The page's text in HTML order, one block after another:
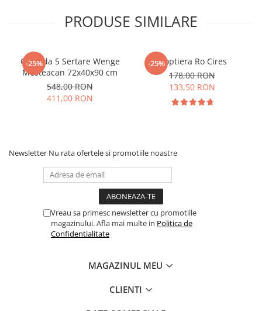
PRODUSE SIMILARE
-25%
Comoda 5 Sertare Wenge
Mesteacan 72x40x90 cm
548,00 RON
411,00 RON
-25%Noptiera Ro Cires
178,00 RON
133,50 RON
Newsletter Nu rata ofertele si promotiile noastre
Vreau sa primesc newsletter cu promotiile
magazinului. Afla mai multe in Politica de
Confidentialitate
MAGAZINUL MEU
CLIENTI